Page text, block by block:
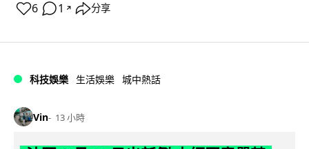
6 1 ↗ 分享
科技娛樂 生活娛樂 城中熱話
Vin 13 小時